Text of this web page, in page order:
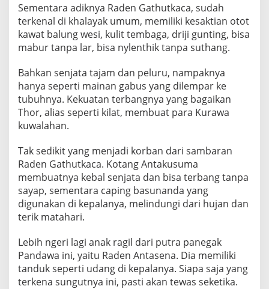
Sementara adiknya Raden Gathutkaca, sudah
terkenal di khalayak umum, memiliki kesaktian otot
kawat balung wesi, kulit tembaga, driji gunting, bisa
mabur tanpa lar, bisa nylenthik tanpa suthang.
Bahkan senjata tajam dan peluru, nampaknya
hanya seperti mainan gabus yang dilempar ke
tubuhnya. Kekuatan terbangnya yang bagaikan
Thor, alias seperti kilat, membuat para Kurawa
kuwalahan.
Tak sedikit yang menjadi korban dari sambaran
Raden Gathutkaca. Kotang Antakusuma
membuatnya kebal senjata dan bisa terbang tanpa
sayap, sementara caping basunanda yang
digunakan di kepalanya, melindungi dari hujan dan
terik matahari.
Lebih ngeri lagi anak ragil dari putra panegak
Pandawa ini, yaitu Raden Antasena. Dia memiliki
tanduk seperti udang di kepalanya. Siapa saja yang
terkena sungutnya ini, pasti akan tewas seketika.